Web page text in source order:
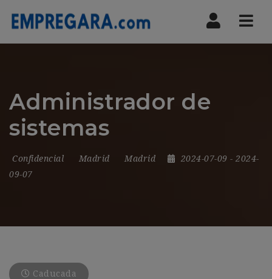
Administrador de
sistemas
Confidencial Madrid Madrid 2024-07-09 - 2024-
09-07
Caducada